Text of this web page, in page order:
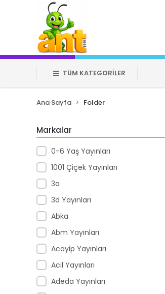
TÜM KATEGORİLER
Ana Sayfa Folder
Markalar
0-6 Yaş Yayınları
1001 Çiçek Yayınları
3a
3d Yayınları
Abka
Abm Yayınları
Acayip Yayınları
Acil Yayınları
Adeda Yayınları